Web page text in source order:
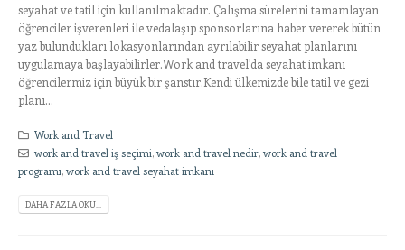
seyahat ve tatil için kullanılmaktadır. Çalışma sürelerini tamamlayan
öğrenciler işverenleri ile vedalaşıp sponsorlarına haber vererek bütün
yaz bulundukları lokasyonlarından ayrılabilir seyahat planlarını
uygulamaya başlayabilirler.Work and travel'da seyahat imkanı
öğrencilermiz için büyük bir şanstır.Kendi ülkemizde bile tatil ve gezi
planı...
Work and Travel
work and travel iş seçimi,work and travel nedir,work and travel
programı,work and travel seyahat imkanı
DAHA FAZLA OKU...